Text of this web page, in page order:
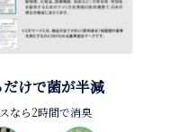
けで菌が半減
なら2時間で消臭